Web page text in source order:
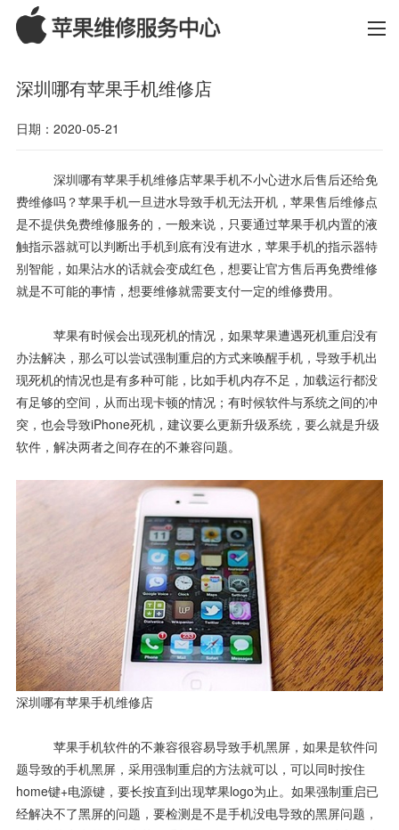
深圳哪有苹果手机维修店
日期：2020-05-21
深圳哪有苹果手机维修店苹果手机不小心进水后售后还给免
费维修吗？苹果手机一旦进水导致手机无法开机，苹果售后维修点
是不提供免费维修服务的，一般来说，只要通过苹果手机内置的液
触指示器就可以判断出手机到底有没有进水，苹果手机的指示器特
别智能，如果沾水的话就会变成红色，想要让官方售后再免费维修
就是不可能的事情，想要维修就需要支付一定的维修费用。
苹果有时候会出现死机的情况，如果苹果遭遇死机重启没有
办法解决，那么可以尝试强制重启的方式来唤醒手机，导致手机出
现死机的情况也是有多种可能，比如手机内存不足，加载运行都没
有足够的空间，从而出现卡顿的情况；有时候软件与系统之间的冲
突，也会导致iPhone死机，建议要么更新升级系统，要么就是升级
软件，解决两者之间存在的不兼容问题。
深圳哪有苹果手机维修店
苹果手机软件的不兼容很容易导致手机黑屏，如果是软件问
题导致的手机黑屏，采用强制重启的方法就可以，可以同时按住
home键+电源键，要长按直到出现苹果logo为止。如果强制重启已
经解决不了黑屏的问题，要检测是不是手机没电导致的黑屏问题，